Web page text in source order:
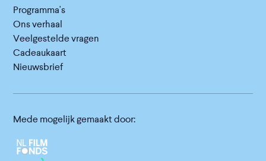
Programma's
Ons verhaal
Veelgestelde vragen
Cadeaukaart
Nieuwsbrief
Mede mogelijk gemaakt door: